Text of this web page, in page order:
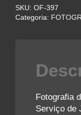
SKU: OF-397
Categoria:
Fotografia
Serviço de